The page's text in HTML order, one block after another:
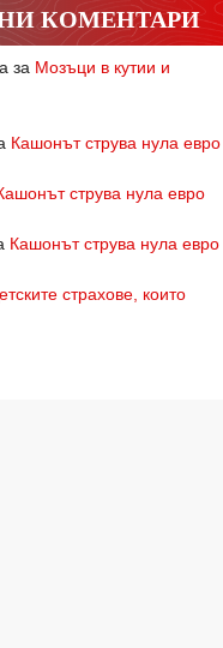
КОМЕНТАРИ
за Мозъци в кутии и
Кашонът струва нула евро
струва нула евро
Кашонът струва нула евро
страхове, които